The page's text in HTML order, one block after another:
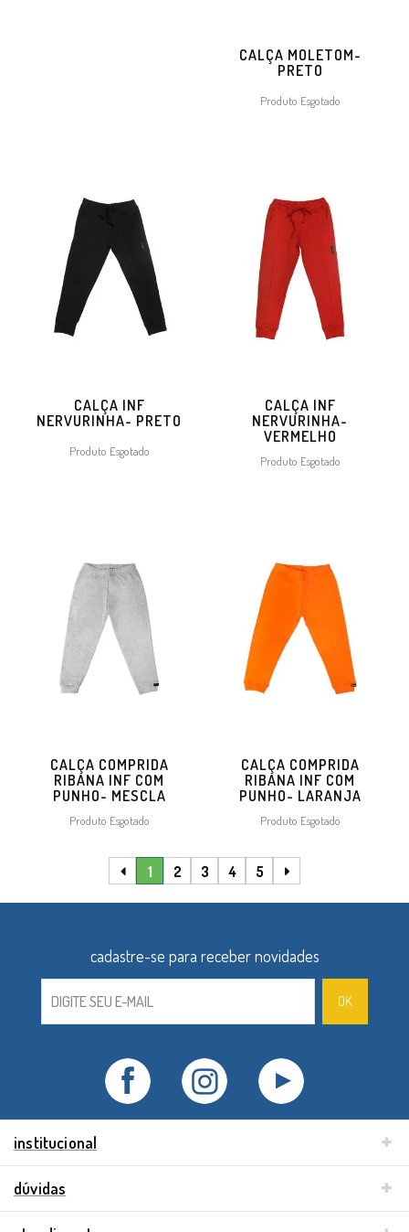
CALÇA MOLETOM-
PRETO
Produto Esgotado
CALÇA INF
NERVURINHA- PRETO
Produto Esgotado
CALÇA INF
NERVURINHA-
VERMELHO
Produto Esgotado
CALÇA COMPRIDA
RIBANA INF COM
PUNHO- MESCLA
Produto Esgotado
CALÇA COMPRIDA
RIBANA INF COM
PUNHO- LARANJA
Produto Esgotado
1 2 3 4 5
institucional
dúvidas